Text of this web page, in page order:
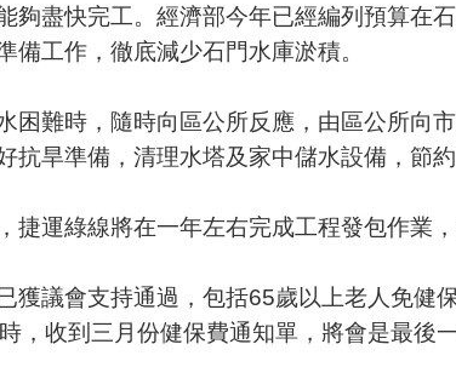
夠盡快完工。經濟部今年已經編列預算在
工作，徹底減少石門水庫淤積。
困難時，隨時向區公所反應，由區公所向
抗旱準備，清理水塔及家中儲水設備，節約
捷運綠線將在一年左右完成工程發包作業
獲議會支持通過，包括65歲以上老人免
，收到三月份健保費通知單，將會是最後